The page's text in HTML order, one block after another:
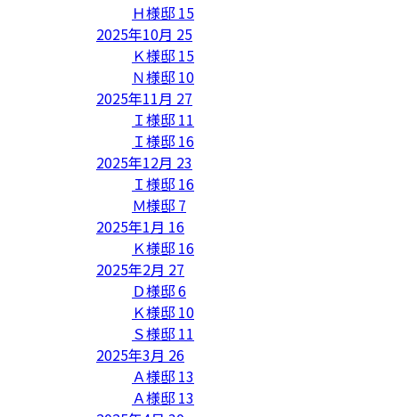
Ｈ様邸 15
2025年10月 25
Ｋ様邸 15
Ｎ様邸 10
2025年11月 27
Ｉ様邸 11
Ｉ様邸 16
2025年12月 23
Ｉ様邸 16
Ｍ様邸 7
2025年1月 16
Ｋ様邸 16
2025年2月 27
Ｄ様邸6
Ｋ様邸 10
Ｓ様邸 11
2025年3月 26
Ａ様邸 13
Ａ様邸 13